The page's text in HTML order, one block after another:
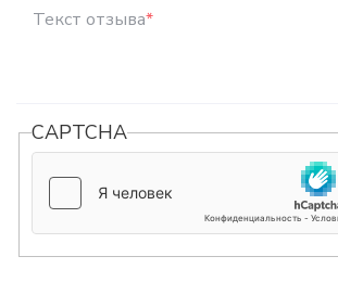
Текст отзыва*
CAPTCHA